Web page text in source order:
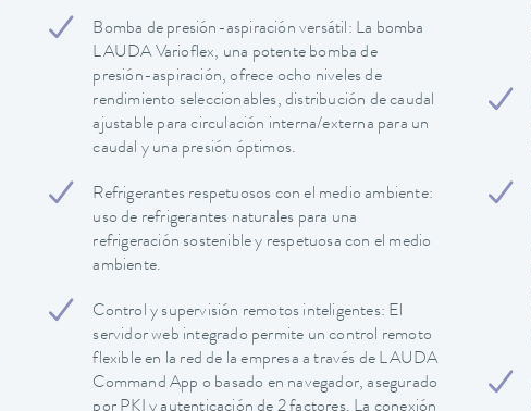
Bomba de presión-aspiración versátil: La bomba
LAUDA Varioflex, una potente bomba de
presión-aspiración, ofrece ocho niveles de
rendimiento seleccionables, distribución de caudal
ajustable para circulación interna/externa para un
caudal y una presión óptimos.
Refrigerantes respetuosos con el medio ambiente:
uso de refrigerantes naturales para una
refrigeración sostenible y respetuosa con el medio
ambiente.
Control y supervisión remotos inteligentes: El
servidor web integrado permite un control remoto
flexible en la red de la empresa a través de LAUDA
Command App o basado en navegador, asegurado
por PKI y autenticación de 2 factores. La conexión